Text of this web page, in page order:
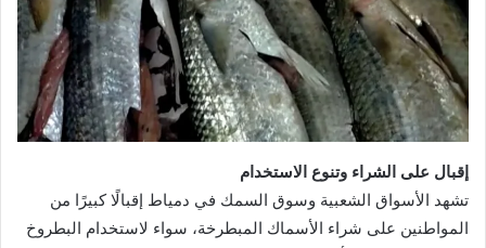
إقبال على الشراء وتنوع الاستخدام
تشهد الأسواق الشعبية وسوق السمك في دمياط إقبالًا كبيرًا من
المواطنين على شراء الأسماك المبطرخة، سواء لاستخدام البطروخ